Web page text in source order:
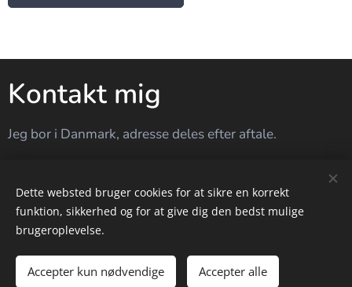
Kontakt mig
Jeg bor i Danmark, adresse deles efter aftale.
en længere besked brug mailen. Jeg tager ikke opkald
uden aftale.
+45 60135578
Cookies
Dette websted bruger cookies for at sikre en korrekt
funktion, sikkerhed og for at give dig den bedst mulige
brugeroplevelse.
Accepter kun nødvendige Accepter alle